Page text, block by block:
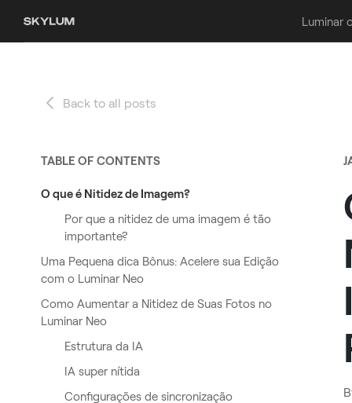
Luminar
Back to all posts
TABLE OF CONTENTS
O que é Nitidez de Imagem?
Por que a nitidez de uma imagem é tão
importante?
Uma Pequena dica Bônus: Acelere sua Edição
com o Luminar Neo
Como Aumentar a Nitidez de Suas Fotos no
Luminar Neo
Estrutura da IA
IA super nítida
Configurações de sincronização